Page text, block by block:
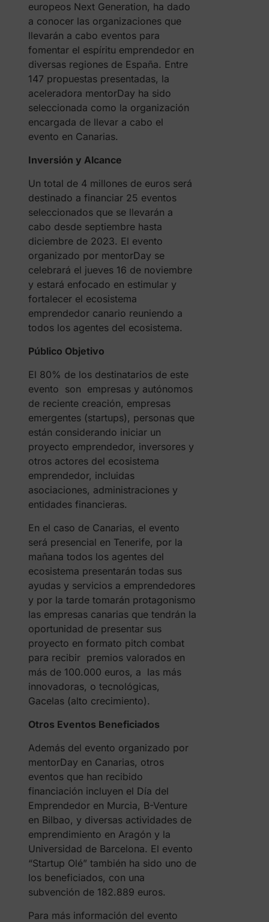
europeos Next Generation, ha dado
a conocer las organizaciones que
llevarán a cabo eventos para
fomentar el espíritu emprendedor en
diversas regiones de España. Entre
147 propuestas presentadas, la
aceleradora mentorDay ha sido
seleccionada como la organización
encargada de llevar a cabo el
evento en Canarias.
Inversión y Alcance
Un total de 4 millones de euros será
destinado a financiar 25 eventos
seleccionados que se llevarán a
cabo desde septiembre hasta
diciembre de 2023. El evento
organizado por mentorDay se
celebrará el jueves 16 de noviembre
y estará enfocado en estimular y
fortalecer el ecosistema
emprendedor canario reuniendo a
todos los agentes del ecosistema.
Público Objetivo
El 80% de los destinatarios de este
evento son empresas y autónomos
de reciente creación, empresas
emergentes (startups), personas que
están considerando iniciar un
proyecto emprendedor, inversores y
otros actores del ecosistema
emprendedor, incluidas
asociaciones, administraciones y
entidades financieras.
En el caso de Canarias, el evento
será presencial en Tenerife, por la
mañana todos los agentes del
ecosistema presentarán todas sus
ayudas y servicios a emprendedores
y por la tarde tomarán protagonismo
las empresas canarias que tendrán la
oportunidad de presentar sus
proyecto en formato pitch combat
para recibir premios valorados en
más de 100.000 euros, a las más
innovadoras, o tecnológicas,
Gacelas (alto crecimiento).
Otros Eventos Beneficiados
Además del evento organizado por
mentorDay en Canarias, otros
eventos que han recibido
financiación incluyen el Día del
Emprendedor en Murcia, B-Venture
en Bilbao, y diversas actividades de
emprendimiento en Aragón y la
Universidad de Barcelona. El evento
“Startup Olé” también ha sido uno de
los beneficiados, con una
subvención de 182.889 euros.
Para más información del evento